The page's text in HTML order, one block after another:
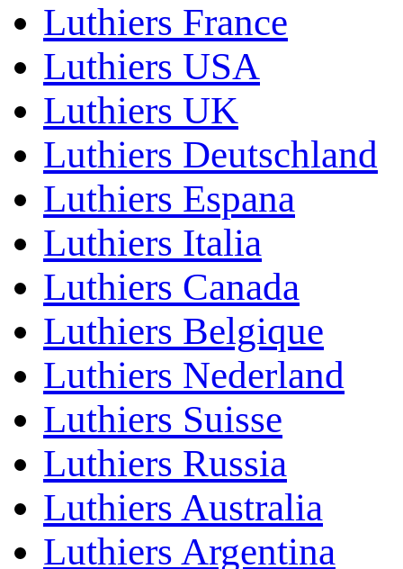
Luthiers France
Luthiers USA
Luthiers UK
Luthiers Deutschland
Luthiers Espana
Luthiers Italia
Luthiers Canada
Luthiers Belgique
Luthiers Nederland
Luthiers Suisse
Luthiers Russia
Luthiers Australia
Luthiers Argentina